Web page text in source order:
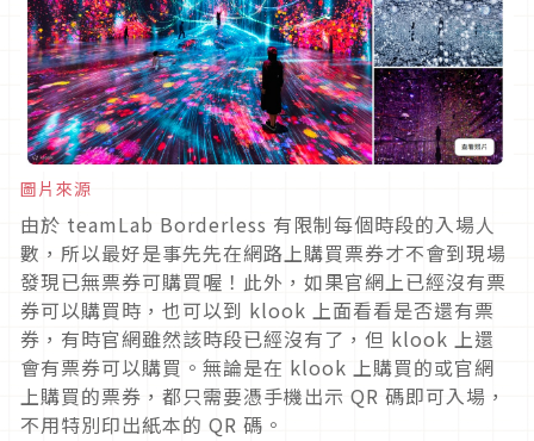
圖片來源
由於 teamLab Borderless 有限制每個時段的入場人
數，所以最好是事先先在網路上購買票券才不會到現場
發現已無票券可購買喔！此外，如果官網上已經沒有票
券可以購買時，也可以到 klook 上面看看是否還有票
券，有時官網雖然該時段已經沒有了，但 klook 上還
會有票券可以購買。無論是在 klook 上購買的或官網
上購買的票券，都只需要憑手機出示 QR 碼即可入場，
不用特別印出紙本的 QR 碼。